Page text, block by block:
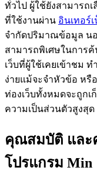
ทั่วไป ผู้ใช้ยังสามารถ
ที่ใช้งานผ่าน อินเทอร์เ
จำกัดปริมาณข้อมูล น
สามารถพิเศษในการ
เว็บที่ผู้ใช้เคยเข้าชม
ง่ายแม้จะจำหัวข้อ หรื
ท่องเว็บทั้งหมดจะถูกเ
ความเป็นส่วนตัวสูงสุด
คุณสมบัติ และ
โปรแกรม Min